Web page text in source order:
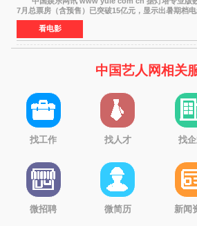
7月总票房（含预售）已突破15亿元，显示出暑期档
众多上映影片中，《功夫女足》《小黄人与大
看电影
中国艺人网相关
找工作 找人才 找
微招聘 微简历 新闻